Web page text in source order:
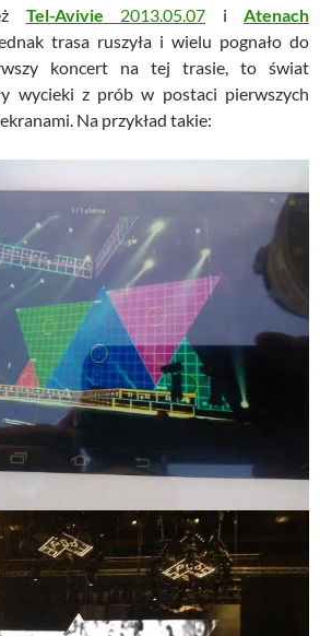
Tel-Avivie 2013.05.07 i Atenach
trasa ruszyła i wielu pognało do
koncert na tej trasie, to świat
wycieki z prób w postaci pierwszych
Na przykład takie: